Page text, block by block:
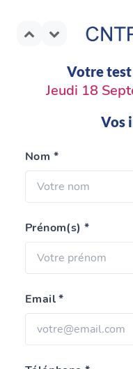
Votre
Jeudi 18
Vos
Nom *
Prénom(s) *
Email *